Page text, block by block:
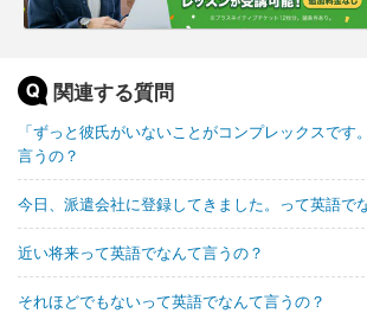
関連する質問
「ずっと彼氏がいないことがコンプレックスです
言うの？
今日、派遣会社に登録してきました。って英語で
近い将来って英語でなんて言うの？
それほどでもないって英語でなんて言うの？